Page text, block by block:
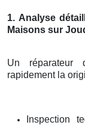
1. Analyse
Maisons sur
Un réparateur
rapidement la
Inspection